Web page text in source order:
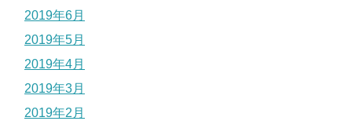
2019年6月
2019年5月
2019年4月
2019年3月
2019年2月